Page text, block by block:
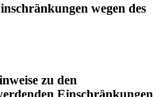
wegen des
zu den
Einschränkungen